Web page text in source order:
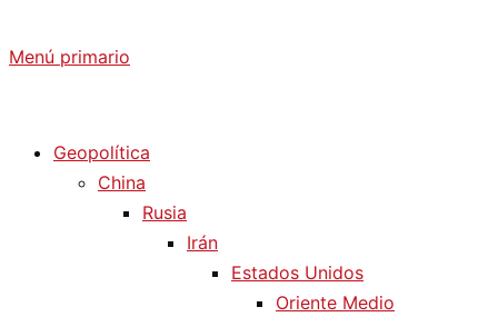
Menú primario
Geopolítica
China
Rusia
Irán
Estados Unidos
Oriente Medio